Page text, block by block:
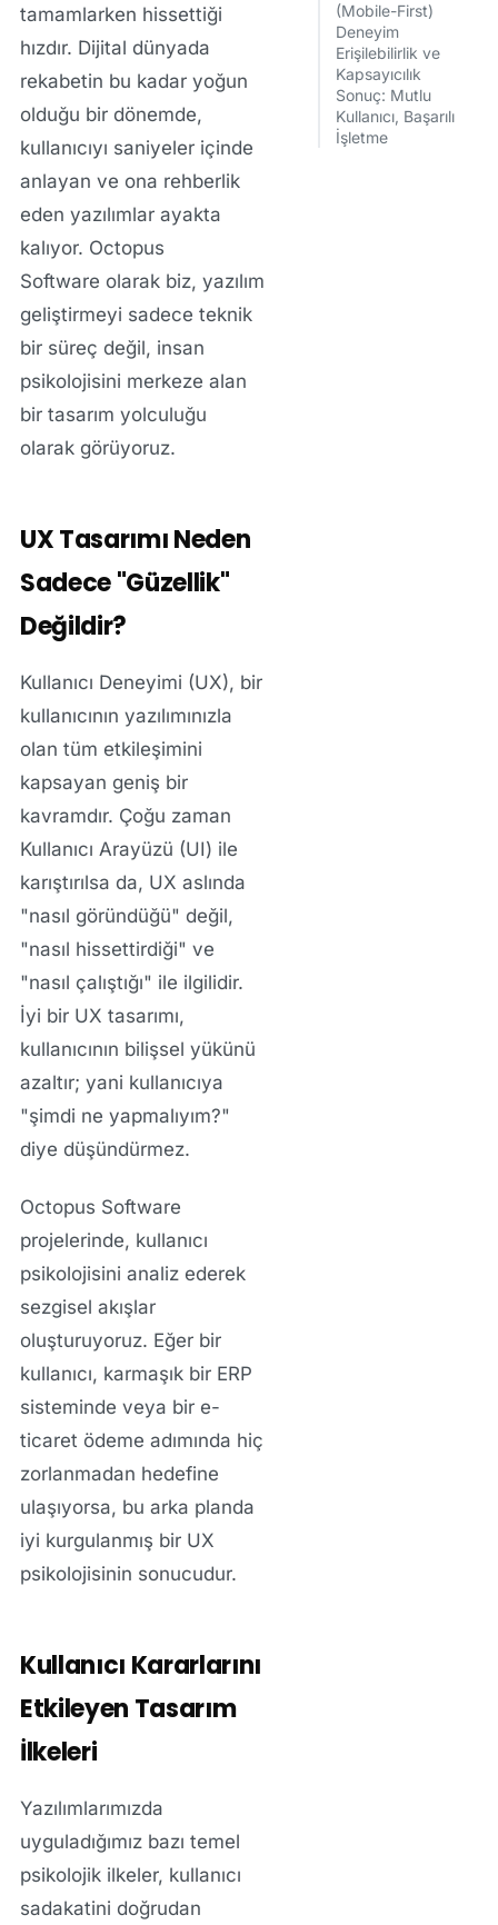
(Mobile-First)
Deneyim
Erişilebilirlik ve
Kapsayıcılık
Sonuç: Mutlu
Kullanıcı, Başarılı
İşletme
tamamlarken hissettiği
hızdır. Dijital dünyada
rekabetin bu kadar yoğun
olduğu bir dönemde,
kullanıcıyı saniyeler içinde
anlayan ve ona rehberlik
eden yazılımlar ayakta
kalıyor. Octopus
Software olarak biz, yazılım
geliştirmeyi sadece teknik
bir süreç değil, insan
psikolojisini merkeze alan
bir tasarım yolculuğu
olarak görüyoruz.
UX Tasarımı Neden
Sadece "Güzellik"
Değildir?
Kullanıcı Deneyimi (UX), bir
kullanıcının yazılımınızla
olan tüm etkileşimini
kapsayan geniş bir
kavramdır. Çoğu zaman
Kullanıcı Arayüzü (UI) ile
karıştırılsa da, UX aslında
"nasıl göründüğü" değil,
"nasıl hissettirdiği" ve
"nasıl çalıştığı" ile ilgilidir.
İyi bir UX tasarımı,
kullanıcının bilişsel yükünü
azaltır; yani kullanıcıya
"şimdi ne yapmalıyım?"
diye düşündürmez.
Octopus Software
projelerinde, kullanıcı
psikolojisini analiz ederek
sezgisel akışlar
oluşturuyoruz. Eğer bir
kullanıcı, karmaşık bir ERP
sisteminde veya bir e-
ticaret ödeme adımında hiç
zorlanmadan hedefine
ulaşıyorsa, bu arka planda
iyi kurgulanmış bir UX
psikolojisinin sonucudur.
Kullanıcı Kararlarını
Etkileyen Tasarım
İlkeleri
Yazılımlarımızda
uyguladığımız bazı temel
psikolojik ilkeler, kullanıcı
sadakatini doğrudan